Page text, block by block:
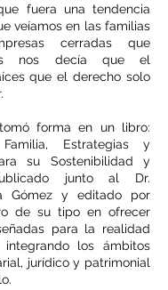
fuera una tendencia
veíamos en las familias
cerradas que
nos decía que el
que el derecho solo
forma en un libro:
Estrategias y
su Sostenibilidad y
junto al Dr.
Gómez y editado por
de su tipo en ofrecer
para la realidad
integrando los ámbitos
jurídico y patrimonial